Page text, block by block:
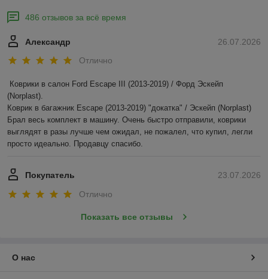
486 отзывов за всё время
26.07.2026
Александр
Отлично
Коврики в салон Ford Escape III (2013-2019) / Форд Эскейп
(Norplast).
Коврик в багажник Escape (2013-2019) "докатка" / Эскейп (Norplast)
Брал весь комплект в машину. Очень быстро отправили, коврики
выглядят в разы лучше чем ожидал, не пожалел, что купил, легли
просто идеально. Продавцу спасибо.
23.07.2026
Покупатель
Отлично
Показать все отзывы
О нас